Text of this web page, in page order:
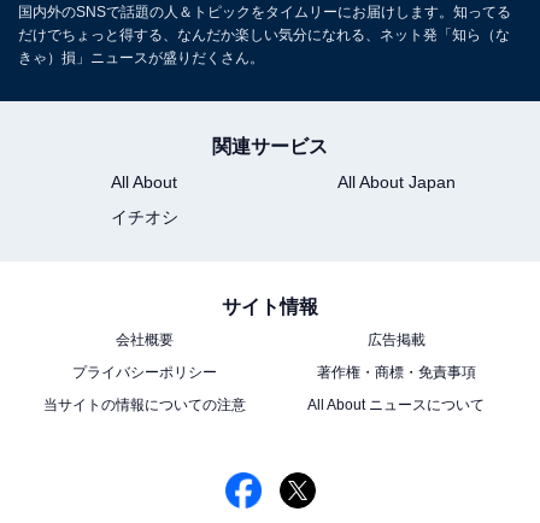
国内外のSNSで話題の人＆トピックをタイムリーにお届けします。知ってる
だけでちょっと得する、なんだか楽しい気分になれる、ネット発「知ら（な
きゃ）損」ニュースが盛りだくさん。
関連サービス
All About
All About Japan
イチオシ
サイト情報
会社概要
広告掲載
プライバシーポリシー
著作権・商標・免責事項
当サイトの情報についての注意
All About ニュースについて